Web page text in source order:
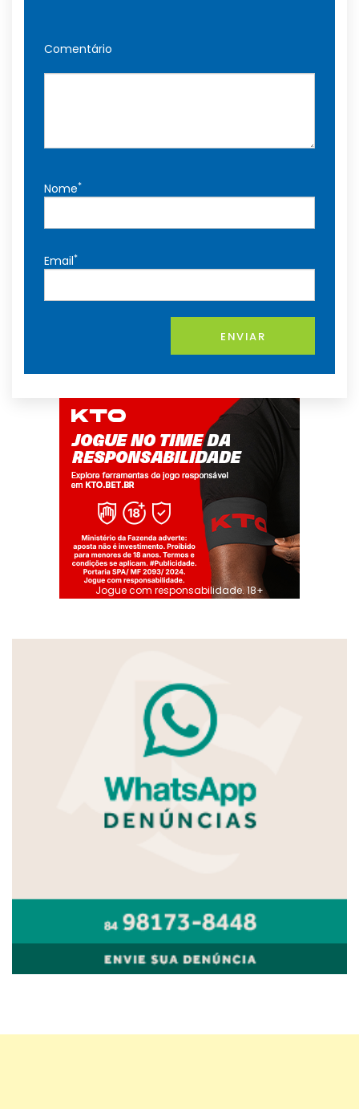
Comentário
Nome*
Email*
ENVIAR
Jogue com responsabilidade. 18+